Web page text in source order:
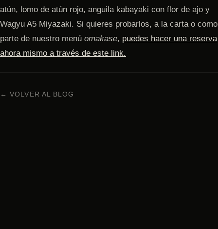
atún, lomo de atún rojo, anguila kabayaki con flor de ajo y
Wagyu A5 Miyazaki. Si quieres probarlos, a la carta o como
parte de nuestro menú omakase, puedes hacer una reserva
ahora mismo a través de este link.
← VOLVER AL BLOG